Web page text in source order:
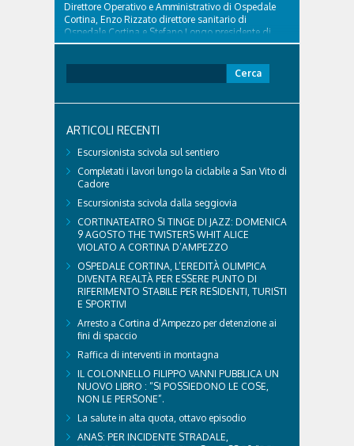
Direttore Operativo e Amministrativo di Ospedale
Cortina, Enzo Rizzato direttore sanitario di
Ospedale Cortina e Stefano Longo presidente di
Fondazione Cortina. GVM Care & Research –...
per:
ARTICOLI RECENTI
Escursionista scivola sul sentiero
Completati i lavori lungo la ciclabile a San Vito di
Cadore
Escursionista scivola dalla seggiovia
CORTINATEATRO SI TINGE DI JAZZ: DOMENICA
9 AGOSTO THE TWISTERS WHIT ALICE
VIOLATO A CORTINA D’AMPEZZO
OSPEDALE CORTINA, L’EREDITÀ OLIMPICA
DIVENTA REALTÀ PER ESSERE PUNTO DI
RIFERIMENTO STABILE PER RESIDENTI, TURISTI
E SPORTIVI
Arresto a Cortina d’Ampezzo per detenzione ai
fini di spaccio
Raffica di interventi in montagna
IL COLONNELLO FILIPPO VANNI PUBBLICA UN
NUOVO LIBRO : “SI POSSIEDONO LE COSE,
NON LE PERSONE”.
La salute in alta quota, ottavo episodio
ANAS: PER INCIDENTE STRADALE,